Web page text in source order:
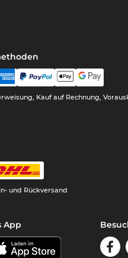
Kauf auf Rechnung,
und Rückversand
App